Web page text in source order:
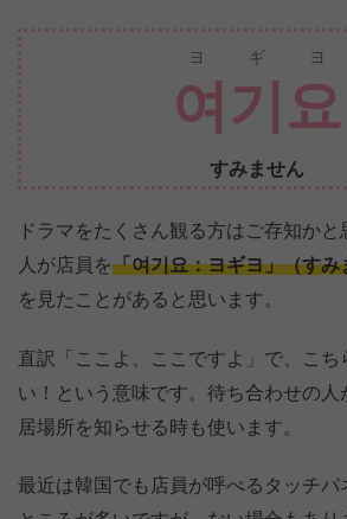
여기요
ヨギヨ
すみません
ドラマをたくさん観る方はご存知かと
人が店員を「여기요：ヨギヨ」（すみ
を見たことがあると思います。
直訳「ここよ、ここですよ」で、こち
い！という意味です。待ち合わせの人
居場所を知らせる時も使います。
最近は韓国でも店員が呼べるタッチパ